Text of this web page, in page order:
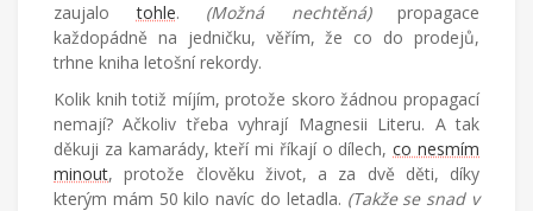
zaujalotohle. (Možná nechtěná)propagace
každopádně na jedničku, věřím, že co do prodejů,
trhne kniha letošní rekordy.
Kolik knih totiž míjím, protože skoro žádnou propagací
nemají? Ačkoliv třeba vyhrají Magnesii Literu. A tak
děkuji za kamarády, kteří mi říkají o dílech,co nesmím
minout, protože člověku život, a za dvě děti, díky
kterým mám 50 kilo navíc do letadla. (Takže se snad v